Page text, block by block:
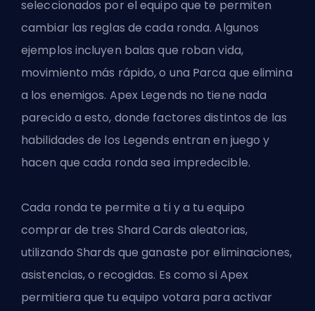
seleccionados por el equipo que te permiten
cambiar las reglas de cada ronda. Algunos
ejemplos incluyen balas que roban vida,
movimiento más rápido, o una Parca que elimina
a los enemigos. Apex Legends no tiene nada
parecido a esto, donde factores distintos de las
habilidades de los Legends entran en juego y
hacen que cada ronda sea impredecible.
Cada ronda te permite a ti y a tu equipo
comprar de tres Shard Cards aleatorias,
utilizando Shards que ganaste por eliminaciones,
asistencias, o recogidas. Es como si Apex
permitiera que tu equipo votara para activar